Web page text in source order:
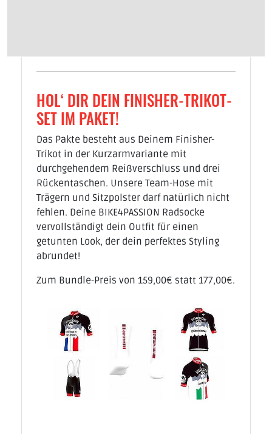
HOL‘ DIR DEIN FINISHER-TRIKOT-
SET IM PAKET!
Das Pakte besteht aus Deinem Finisher-
Trikot in der Kurzarmvariante mit
durchgehendem Reißverschluss und drei
Rückentaschen. Unsere Team-Hose mit
Trägern und Sitzpolster darf natürlich nicht
fehlen. Deine BIKE4PASSION Radsocke
vervollständigt dein Outfit für einen
getunten Look, der dein perfektes Styling
abrundet!
Zum Bundle-Preis von 159,00€ statt 177,00€.